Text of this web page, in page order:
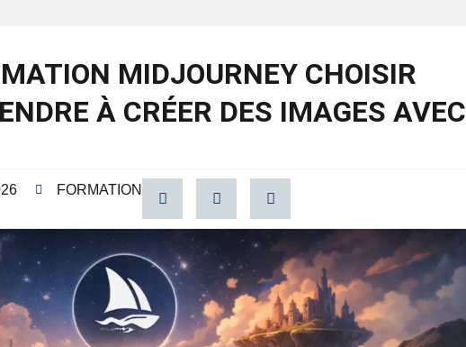
MIDJOURNEY CHOISIR
À CRÉER DES IMAGES AVEC
FORMATION